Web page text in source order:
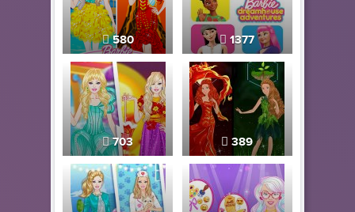
580 1377
703 389